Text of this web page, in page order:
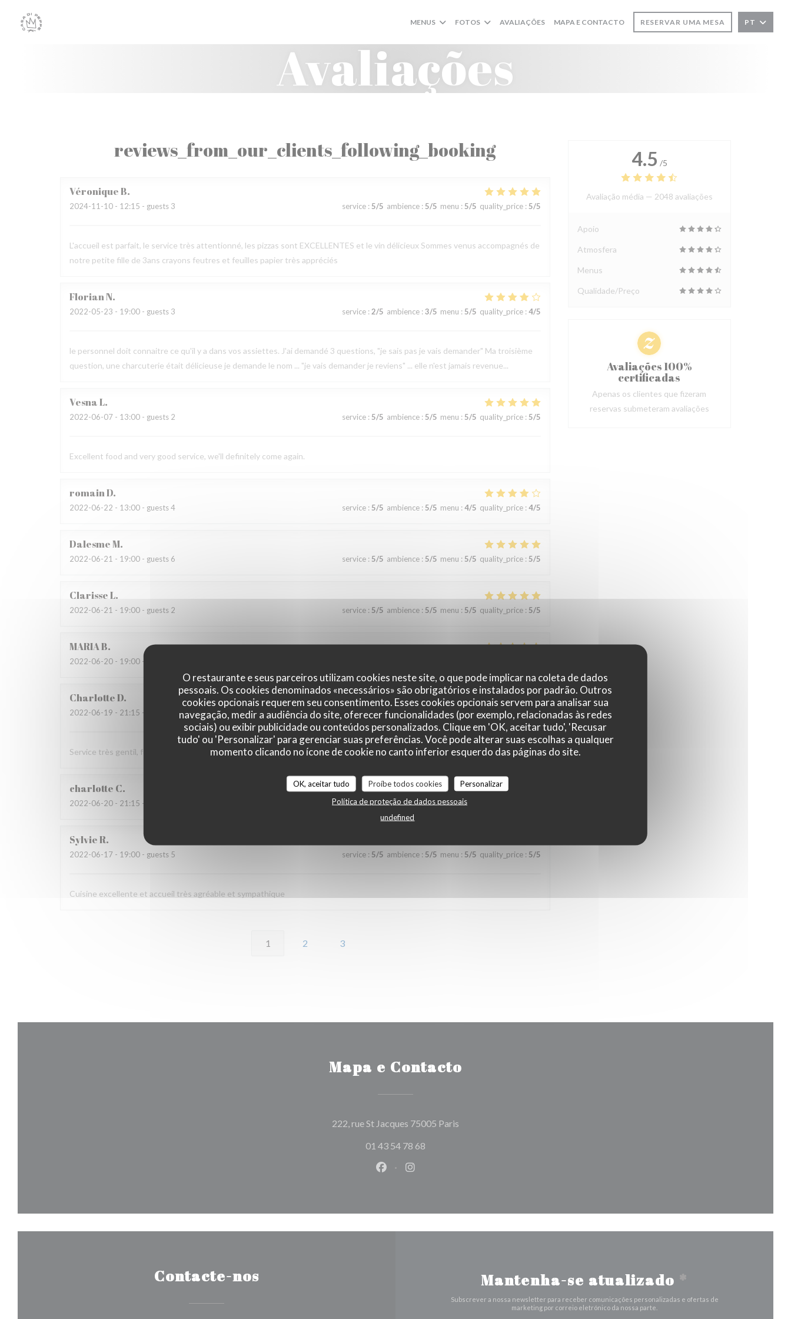
O restaurante e seus parceiros utilizam cookies neste site, o que pode implicar na coleta de dados
pessoais. Os cookies denominados «necessários» são obrigatórios e instalados por padrão. Outros
cookies opcionais requerem seu consentimento. Esses cookies opcionais servem para analisar sua
navegação, medir a audiência do site, oferecer funcionalidades (por exemplo, relacionadas às redes
sociais) ou exibir publicidade ou conteúdos personalizados. Clique em 'OK, aceitar tudo', 'Recusar
tudo' ou 'Personalizar' para gerenciar suas preferências. Você pode alterar suas escolhas a qualquer
momento clicando no ícone de cookie no canto inferior esquerdo das páginas do site.
OK, aceitar tudo Proíbe todos cookies
Personalizar
Política de proteção de dados pessoais
undefined
MENUS FOTOS AVALIAÇÕES MAPA E CONTACTO RESERVAR UMA MESA PT
Avaliações
reviews_from_our_clients_following_booking
VéroniqueB
2024-11-10 - 12:15 - guests 3 service: 5/5 ambience: 5/5 menu : 5/5 quality_price: 5/5
L'accueil est parfait, le service très attentionné, les pizzas sont EXCELLENTES et le vin délicieux Sommes venus accompagnés de
notre petite fille de 3ans crayons feutres et feuilles papier très appréciés
FlorianN
2022-05-23 - 19:00 - guests 3 service: 2/5 ambience: 3/5 menu : 5/5 quality_price: 4/5
le personnel doit connaitre ce qu'il y a dans vos assiettes. J'ai demandé 3 questions, "je sais pas je vais demander" Ma troisième
question, une charcuterie était délicieuse je demande le nom ... "je vais demander je reviens" ... elle n'est jamais revenue...
VesnaL
2022-06-07 - 13:00 - guests 2 service: 5/5 ambience: 5/5 menu : 5/5 quality_price: 5/5
Excellent food and very good service, we'll definitely come again.
romainD
2022-06-22 - 13:00 - guests 4 service: 5/5 ambience: 5/5 menu : 4/5 quality_price: 4/5
DalesmeM
2022-06-21 - 19:00 - guests 6 service: 5/5 ambience: 5/5 menu : 5/5 quality_price: 5/5
ClarisseL
2022-06-21 - 19:00 - guests 2 service: 5/5 ambience: 5/5 menu : 5/5 quality_price: 5/5
MARIAB
2022-06-20 - 19:00 - guests 8
CharlotteD
2022-06-19 - 21:15 - guests 2 service:5/5 ambience: 5/5 menu:5/5 quality_price: 5/5
Service très gentil, food au top (très généreuse !), à faire et à refaire !
charlotte C
2022-06-20 - 21:15 - guests 2 service:5/5 ambience:4/5 menu:4
SylvieR
2022-06-17 - 19:00 - guests 5 service: 5/5 ambience: 5/5 menu : 5/5 quality_price: 5/5
Cuisine excellente et accueil très agréable et sympathique
1 2 3
4.5 /5
Avaliação média — 2048 avaliações
Apoio
Atmosfera
Menus
Qualidade/Preço
Avaliações 100%
certificadas
Apenas os clientes que fizeram
reservas submeteram avaliações
Mapa e Contacto
222, rue St Jacques 75005 Paris
01 43 54 78 68
Facebook ((abre numa nova janela))
Instagram ((abre numa nova janela))
Contacte-nos Mantenha-se atualizado *
Subscrever a nossa newsletter para receber comunicações personalizadas e ofertas de
marketing por correio eletrónico da nossa parte.